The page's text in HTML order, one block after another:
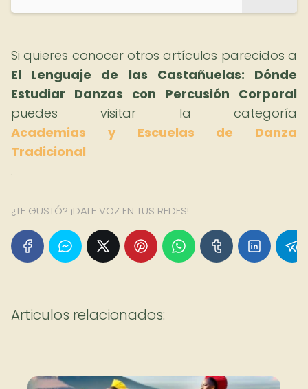
Si quieres conocer otros artículos parecidos a
El Lenguaje de las Castañuelas: Dónde
Estudiar Danzas con Percusión Corporal
puedes visitar la categoría
Academias y Escuelas de Danza
Tradicional
.
¿TE GUSTÓ? ¡DALE VOZ EN TUS REDES!
Articulos relacionados: